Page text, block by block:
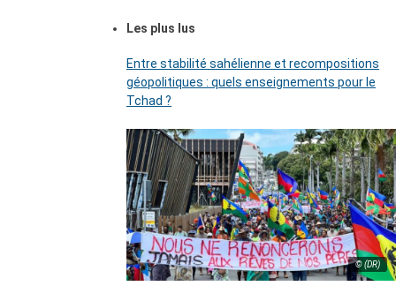
Les plus lus
Entre stabilité sahélienne et recompositions
géopolitiques : quels enseignements pour le
Tchad ?
© (DR)